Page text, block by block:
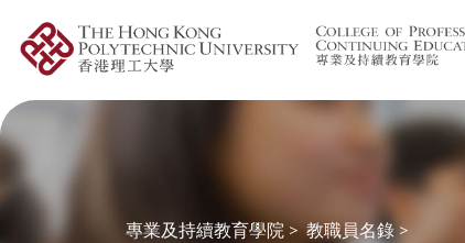
專業及持續教育學院 > 教職員名錄 >